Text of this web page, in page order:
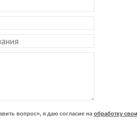
вопрос», я даю согласие на обработку